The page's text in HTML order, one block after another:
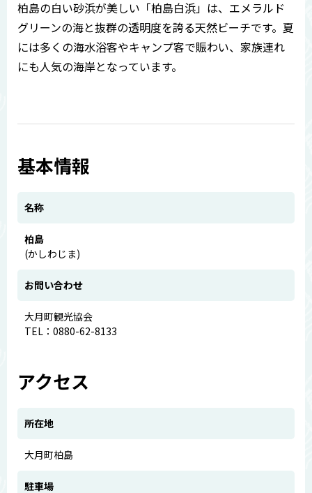
柏島の白い砂浜が美しい「柏島白浜」は、エメラルド
グリーンの海と抜群の透明度を誇る天然ビーチです。夏
には多くの海水浴客やキャンプ客で賑わい、家族連れ
にも人気の海岸となっています。
基本情報
名称
柏島
(かしわじま)
お問い合わせ
大月町観光協会
TEL：0880-62-8133
アクセス
所在地
大月町柏島
駐車場